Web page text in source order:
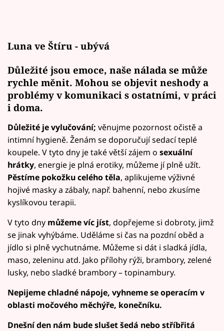
Luna ve Štíru - ubývá
Důležité jsou emoce, naše nálada se může
rychle měnit. Mohou se objevit neshody a
problémy v komunikaci s ostatními, v práci
i doma.
Důležité je vylučování; věnujme pozornost očistě a
intimní hygieně. Ženám se doporučují sedací teplé
koupele. V tyto dny je také větší zájem o sexuální
hrátky, energie je plná erotiky, můžeme jí plně užít.
Pěstíme pokožku celého těla, aplikujeme výživné
hojivé masky a zábaly, např. bahenní, nebo zkusíme
kyslíkovou terapii.
V tyto dny můžeme víc jíst, dopřejeme si dobroty, jimž
se jinak vyhýbáme. Uděláme si čas na pozdní oběd a
jídlo si plně vychutnáme. Můžeme si dát i sladká jídla,
maso, zeleninu atd. Jako přílohy rýži, brambory, zelené
lusky, nebo sladké brambory – topinambury.
Nepijeme chladné nápoje, vyhneme se operacím v
oblasti močového měchýře, konečníku.
Dnešní den nám bude slušet šedá nebo stříbřitá